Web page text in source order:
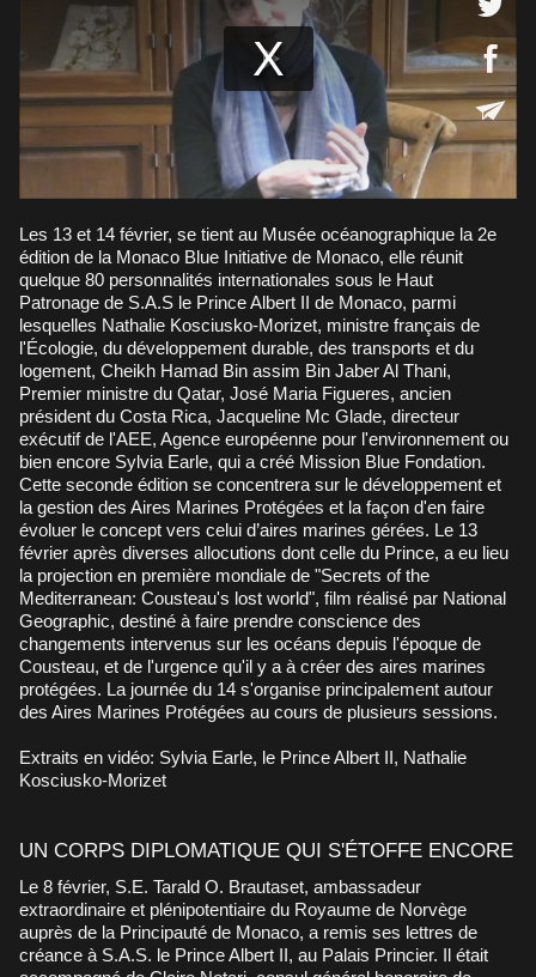
Les 13 et 14 février, se tient au Musée océanographique la 2e
édition de la Monaco Blue Initiative de Monaco, elle réunit
quelque 80 personnalités internationales sous le Haut
Patronage de S.A.S le Prince Albert II de Monaco, parmi
lesquelles Nathalie Kosciusko-Morizet, ministre français de
l'Écologie, du développement durable, des transports et du
logement, Cheikh Hamad Bin assim Bin Jaber Al Thani,
Premier ministre du Qatar, José Maria Figueres, ancien
président du Costa Rica, Jacqueline Mc Glade, directeur
exécutif de l'AEE, Agence européenne pour l'environnement ou
bien encore Sylvia Earle, qui a créé Mission Blue Fondation.
Cette seconde édition se concentrera sur le développement et
la gestion des Aires Marines Protégées et la façon d'en faire
évoluer le concept vers celui d’aires marines gérées. Le 13
février après diverses allocutions dont celle du Prince, a eu lieu
la projection en première mondiale de "Secrets of the
Mediterranean: Cousteau's lost world", film réalisé par National
Geographic, destiné à faire prendre conscience des
changements intervenus sur les océans depuis l'époque de
Cousteau, et de l'urgence qu'il y a à créer des aires marines
protégées. La journée du 14 s'organise principalement autour
des Aires Marines Protégées au cours de plusieurs sessions.
Extraits en vidéo: Sylvia Earle, le Prince Albert II, Nathalie
Kosciusko-Morizet
UN CORPS DIPLOMATIQUE QUI S'ÉTOFFE ENCORE
Le 8 février, S.E. Tarald O. Brautaset, ambassadeur
extraordinaire et plénipotentiaire du Royaume de Norvège
auprès de la Principauté de Monaco, a remis ses lettres de
créance à S.A.S. le Prince Albert II, au Palais Princier. Il était